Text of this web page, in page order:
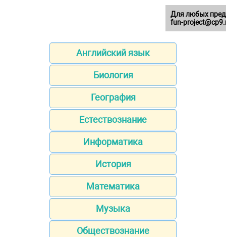
Английский язык
Биология
География
Естествознание
Информатика
История
Математика
Музыка
Обществознание
Для любых
fun-